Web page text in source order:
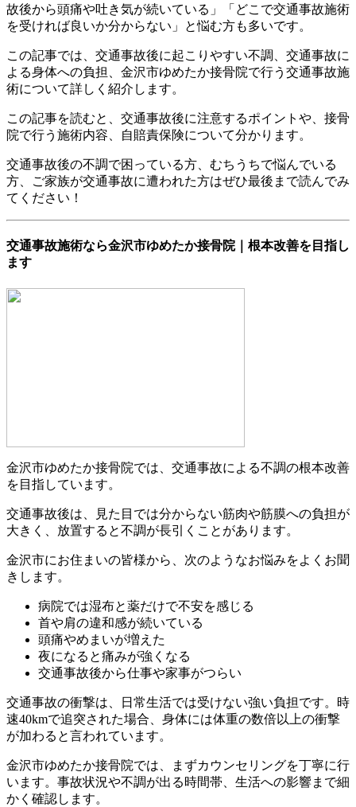
故後から頭痛や吐き気が続いている」「どこで交通事故施術
を受ければ良いか分からない」と悩む方も多いです。
この記事では、交通事故後に起こりやすい不調、交通事故に
よる身体への負担、金沢市ゆめたか接骨院で行う交通事故施
術について詳しく紹介します。
この記事を読むと、交通事故後に注意するポイントや、接骨
院で行う施術内容、自賠責保険について分かります。
交通事故後の不調で困っている方、むちうちで悩んでいる
方、ご家族が交通事故に遭われた方はぜひ最後まで読んでみ
てください！
交通事故施術なら金沢市ゆめたか接骨院｜根本改善を目指し
ます
金沢市ゆめたか接骨院では、交通事故による不調の根本改善
を目指しています。
交通事故後は、見た目では分からない筋肉や筋膜への負担が
大きく、放置すると不調が長引くことがあります。
金沢市にお住まいの皆様から、次のようなお悩みをよくお聞
きします。
病院では湿布と薬だけで不安を感じる
首や肩の違和感が続いている
頭痛やめまいが増えた
夜になると痛みが強くなる
交通事故後から仕事や家事がつらい
交通事故の衝撃は、日常生活では受けない強い負担です。時
速40kmで追突された場合、身体には体重の数倍以上の衝撃
が加わると言われています。
金沢市ゆめたか接骨院では、まずカウンセリングを丁寧に行
います。事故状況や不調が出る時間帯、生活への影響まで細
かく確認します。